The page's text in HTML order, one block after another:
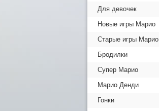
Для девочек
Новые игры Марио
Старые игры Марио
Бродилки
Супер Марио
Марио Денди
Гонки